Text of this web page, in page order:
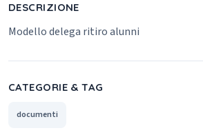
DESCRIZIONE
Modello delega ritiro alunni
CATEGORIE & TAG
documenti